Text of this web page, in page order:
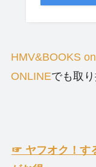
HMV&BOOKS
ONLINEでも取り
☞ ヤフオク！す